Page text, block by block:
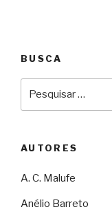
BUSCA
AUTORES
A. C. Malufe
Anélio Barreto